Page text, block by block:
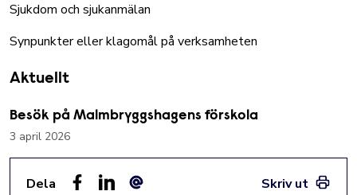
Sjukdom och sjukanmälan
Synpunkter eller klagomål på verksamheten
Aktuellt
Besök på Malmbryggshagens förskola
3 april 2026
Dela
Skriv ut